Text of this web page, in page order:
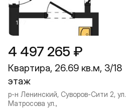
4 497 265 ₽
Квартира, 26.69 кв.м, 3/18
этаж
р-н Ленинский, Суворов-Сити 2, ул.
Матросова ул.,
1 / 7